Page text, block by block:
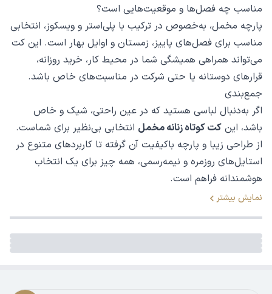
مناسب چه فصل‌ها و موقعیت‌هایی است؟
پارچه مخمل، به‌خصوص در ترکیب با پلی‌استر و ویسکوز، انتخابی
مناسب برای فصل‌های پاییز، زمستان و اوایل بهار است. این کت
می‌تواند همراهی همیشگی شما در محیط کار، خرید روزانه،
قرارهای دوستانه یا حتی شرکت در مناسبت‌های خاص باشد.
جمع‌بندی
اگر به‌دنبال لباسی هستید که در عین راحتی، شیک و خاص
باشد، این کت کوتاه زنانه مخمل انتخابی بی‌نظیر برای شماست.
از طراحی زیبا و پارچه باکیفیت آن گرفته تا کاربردهای متنوع در
استایل‌های روزمره و نیمه‌رسمی، همه چیز برای یک انتخاب
هوشمندانه فراهم است.
نمایش بیشتر